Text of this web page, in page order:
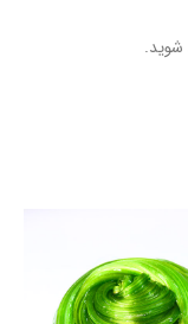
شوید.